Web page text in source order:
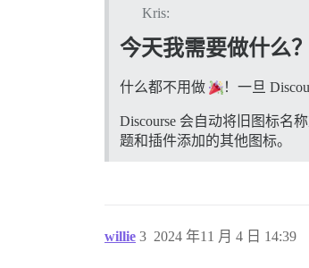
Kris:
今天我需要做什么？
什么都不用做 ！一旦
Discourse 会自动将旧图标名
题和插件添加的其他图标。
willie 2024 年11 月 4 日 14:39
3